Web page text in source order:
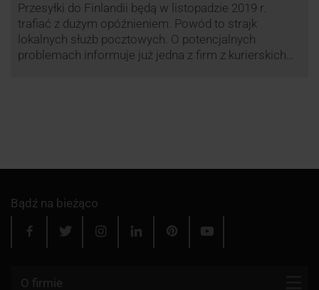
Przesyłki do Finlandii będą w listopadzie 2019 r.
trafiać z dużym opóźnieniem. Powód to strajk
lokalnych służb pocztowych. O potencjalnych
problemach informuje już jedna z firm z kurierskich
Bądź na bieżąco
O firmie